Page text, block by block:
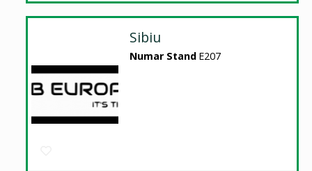
Sibiu
Numar Stand E207